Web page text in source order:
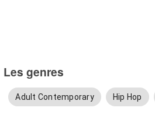
Les genres
Adult Contemporary Hip Hop